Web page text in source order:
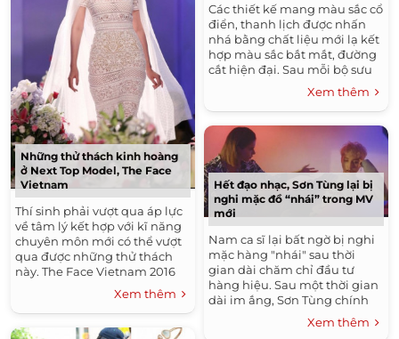
Những thử thách kinh hoàng
ở Next Top Model, The Face
Vietnam
Thí sinh phải vượt qua áp lực
về tâm lý kết hợp với kĩ năng
chuyên môn mới có thể vượt
qua được những thử thách
này. The Face Vietnam 2016
Sau 7 tập lên sóng, các cô gái
của The Face Vietnam...
Xem thêm
Các thiết kế mang màu sắc cổ
điển, thanh lịch được nhấn
nhá bằng chất liệu mới lạ kết
hợp màu sắc bắt mắt, đường
cắt hiện đại. Sau mỗi bộ sưu
tập cá nhân, dư âm mà Đỗ
Xem thêm
Hết đạo nhạc, Sơn Tùng lại bị
nghi mặc đồ “nhái” trong MV
mới
Nam ca sĩ lại bất ngờ bị nghi
mặc hàng "nhái" sau thời
gian dài chăm chỉ đầu tư
hàng hiệu. Sau một thời gian
dài im ắng, Sơn Tùng chính
thức ra mắt sản phẩm âm
nhạc mới vào tối qua (2/8)
Xem thêm